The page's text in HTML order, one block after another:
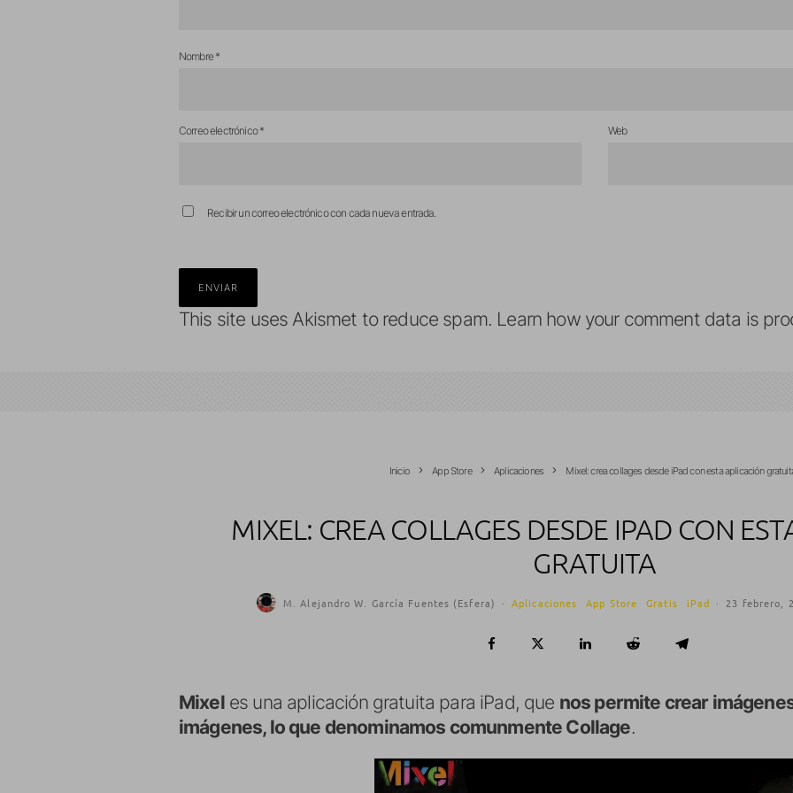
Nombre*
Correo electrónico* Web
Recibir un correo electrónico con cada nueva entrada.
This site uses Akismet to reduce spam. Learn how your comment data is
Inicio App Store Aplicaciones Mixel: crea collages desde iPad con esta aplicación
MIXEL: CREA COLLAGES DESDE IPAD CON
GRATUITA
M. Alejandro W. García Fuentes (Esfera) · Aplicaciones App Store Gratis iPad · 23 febrero,
Mixeles una aplicación gratuita para iPad, que nos permite crear
imágenes, lo que denominamos comunmente Collage.